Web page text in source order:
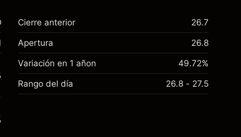
Cierre anterior 26.7
Apertura 26.8
Variación en 1 añon 49.72%
Rango del día 26.8 - 27.5